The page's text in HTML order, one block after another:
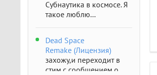
Субнаутика в космосе. Я
такое люблю...
Dead Space
Remake (Лицензия)
захожу,и переходит в
стим с сообщением о